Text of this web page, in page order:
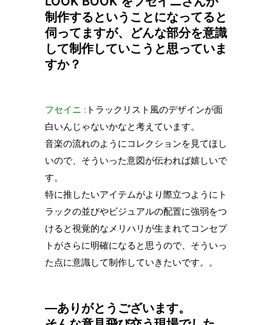
制作するということになってると
伺ってますが、どんな部分を意識
して制作していこうと思っていま
すか？
フセイニ :トラックリスト風のデザインが面
白いんじゃないかなと考えています。
音楽の流れのようにコレクションを見てほし
いので、そういった意図が伝われば嬉しいで
す。
特に推したいアイテムがより際立つようにト
ラックの並びやビジュアルの配置に強弱をつ
けると視覚的なメリハリが生まれてコンセプ
トがさらに明確になると思うので、そういっ
た点に意識して制作していきたいです。。
—ありがとうございます。